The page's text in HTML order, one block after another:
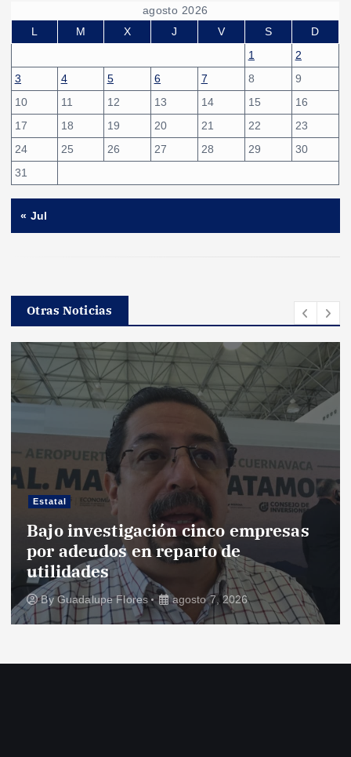
agosto 2026
L
M X J V S
D
1
2
3
4 5 6 7 8
9
10
11 12 13 14 15
16
17
18 19 20 21 22
23
24
25 26 27 28 29
30
31
« Jul
Otras Noticias
Estatal
Bajo investigación cinco empresas
por adeudos en reparto de
utilidades
ByGuadalupe Flores agosto 7, 2026